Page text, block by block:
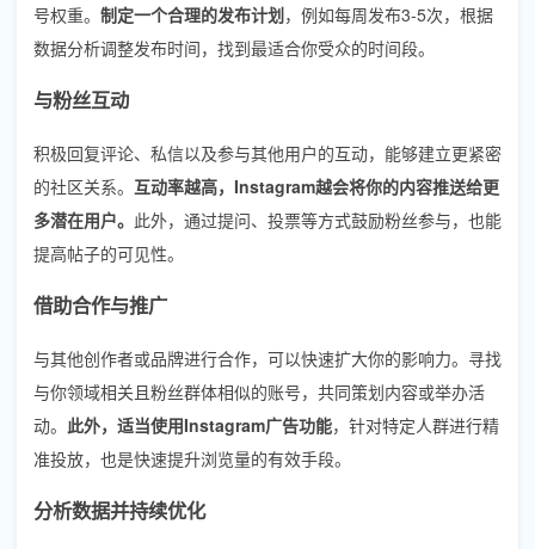
号权重。 制定一个合理的发布计划，例如每周发布3-5次，根据
数据分析调整发布时间，找到最适合你受众的时间段。
与粉丝互动
积极回复评论、私信以及参与其他用户的互动，能够建立更紧密
的社区关系。 互动率越高，Instagram越会将你的内容推送给更
多潜在用户。 此外，通过提问、投票等方式鼓励粉丝参与，也能
提高帖子的可见性。
借助合作与推广
与其他创作者或品牌进行合作，可以快速扩大你的影响力。寻找
与你领域相关且粉丝群体相似的账号，共同策划内容或举办活
动。 此外，适当使用Instagram广告功能，针对特定人群进行精
准投放，也是快速提升浏览量的有效手段。
分析数据并持续优化